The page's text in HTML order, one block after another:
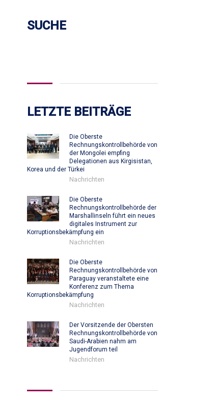
SUCHE
LETZTE BEITRÄGE
Die Oberste
Rechnungskontrollbehörde von
der Mongolei empfing
Delegationen aus Kirgisistan,
Korea und der Türkei
Nachrichten
Die Oberste
Rechnungskontrollbehörde der
Marshallinseln führt ein neues
digitales Instrument zur
Korruptionsbekämpfung ein
Nachrichten
Die Oberste
Rechnungskontrollbehörde von
Paraguay veranstaltete eine
Konferenz zum Thema
Korruptionsbekämpfung
Nachrichten
Der Vorsitzende der Obersten
Rechnungskontrollbehörde von
Saudi-Arabien nahm am
Jugendforum teil
Nachrichten